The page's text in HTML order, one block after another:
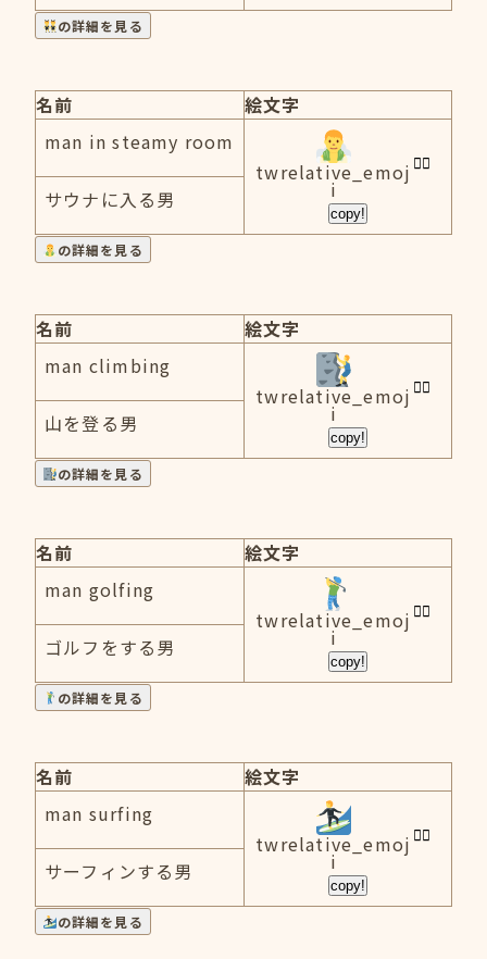
の詳細を見る
名前
絵文字
man in steamy room
twrelative_emoj
i
copy!
サウナに入る男
の詳細を見る
名前
絵文字
man climbing
twrelative_emoj
i
copy!
山を登る男
の詳細を見る
名前
絵文字
man golfing
twrelative_emoj
i
copy!
ゴルフをする男
の詳細を見る
名前
絵文字
man surfing
twrelative_emoj
i
copy!
サーフィンする男
の詳細を見る